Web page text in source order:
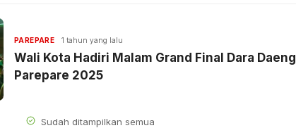
PAREPARE 1 tahun yang lalu
Wali Kota Hadiri Malam Grand Final Dara Daeng
Parepare 2025
Sudah ditampilkan semua